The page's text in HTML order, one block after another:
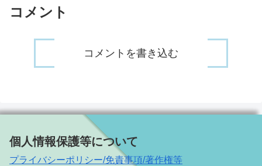
コメント
コメントを書き込む
個人情報保護等について
プライバシーポリシー/免責事項/著作権等